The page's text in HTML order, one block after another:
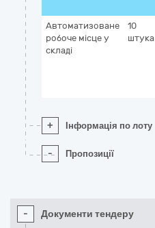
Автоматизоване
робоче місце у
складі
10
штука
+ Інформація по лоту
- Пропозиції
- Документи тендеру